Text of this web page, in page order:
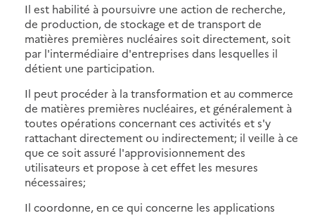
Il est habilité à poursuivre une action de recherche,
de production, de stockage et de transport de
matières premières nucléaires soit directement, soit
par l'intermédiaire d'entreprises dans lesquelles il
détient une participation.
Il peut procéder à la transformation et au commerce
de matières premières nucléaires, et généralement à
toutes opérations concernant ces activités et s'y
rattachant directement ou indirectement; il veille à ce
que ce soit assuré l'approvisionnement des
utilisateurs et propose à cet effet les mesures
nécessaires;
Il coordonne, en ce qui concerne les applications